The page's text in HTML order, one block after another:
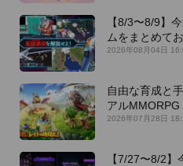
【8/3〜8/9】
ムをまとめて
2026年08月04日
自由な育成と
アルMMORPG
新作PICKUP】
2026年07月28日
【7/27〜8/2